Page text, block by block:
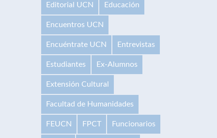
Editorial UCN Educación
Encuentros UCN
Encuéntrate UCN Entrevistas
Estudiantes Ex-Alumnos
Extensión Cultural
Facultad de Humanidades
FEUCN FPCT Funcionarios